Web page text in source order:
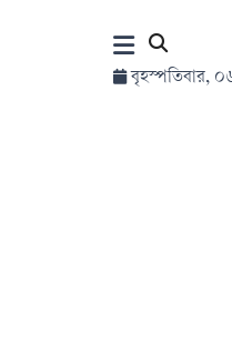
বৃহস্পতিবার,